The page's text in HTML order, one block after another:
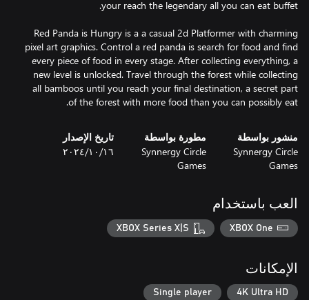
Red Panda is Hungry is a a casual 2d Platformer with charming
pixel art graphics. Control a red panda is search for food and find
every piece of food in every stage. After collecting everything, a
new level is unlocked. Travel through the forest while collecting
all bamboos until you reach your final destination, a secret part
of the forest with more food than you can possibly eat.
منشور بواسطة
Synnergy Circle
Games
مطورة بواسطة
Synnergy Circle
Games
تاريخ الإصدار
١٦‏/١٠‏/٢٠٢٤
العب باستخدام
XBOX One
XBOX Series X|S
الإمكانات
4K Ultra HD
Single player